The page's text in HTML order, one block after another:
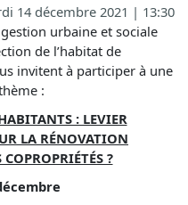
14 décembre 2021 | 13:30
urbaine et sociale
de l’habitat de
invitent à participer à une
:
: LEVIER
LA RÉNOVATION
?